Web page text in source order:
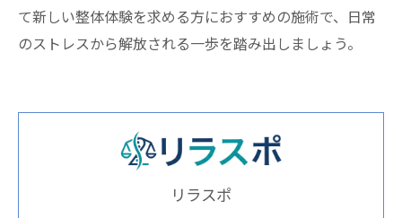
て新しい整体体験を求める方におすすめの施術で、日常
のストレスから解放される一歩を踏み出しましょう。
リラスポ